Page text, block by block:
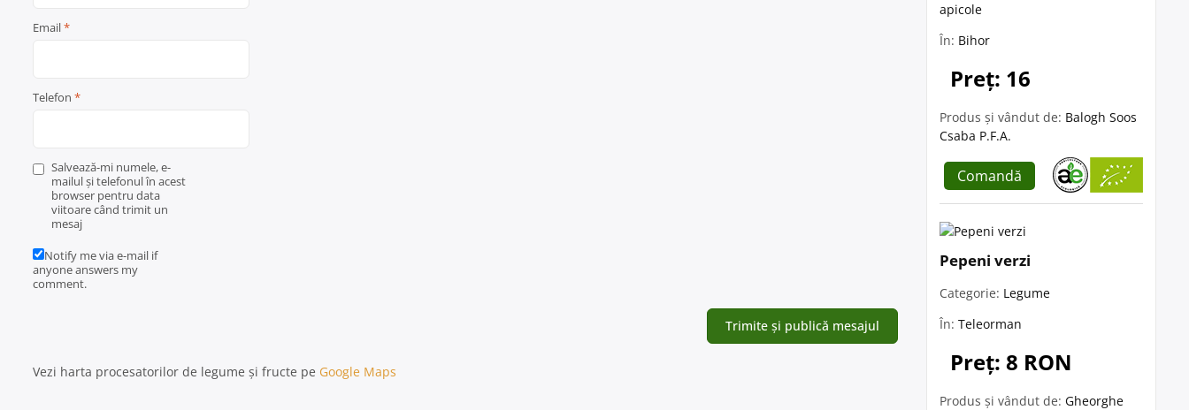
Email*
Telefon *
Salvează-mi numele, e-
mailul și telefonul în acest
browser pentru data
viitoare când trimit un
mesaj
Notify me via e-mail if
anyone answers my
comment.
Vezi harta procesatorilor de legume și fructe pe Google Maps
apicole
În: Bihor
Preț: 16
Produs și vândut de: Balogh Soos
Csaba P.F.A.
Comandă
Pepeni verzi
Categorie: Legume
În: Teleorman
Preț: 8 RON
Produs și vândut de: Gheorghe